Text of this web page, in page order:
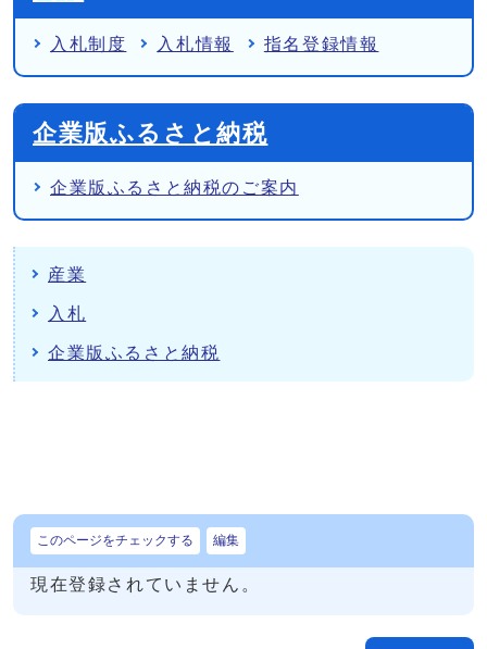
入札制度 入札情報 指名登録情報
企業版ふるさと納税
企業版ふるさと納税のご案内
産業
入札
企業版ふるさと納税
このページをチェックする 編集
現在登録されていません。